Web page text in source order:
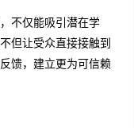
不仅能吸引潜在学
但让受众直接接触到
馈，建立更为可信赖